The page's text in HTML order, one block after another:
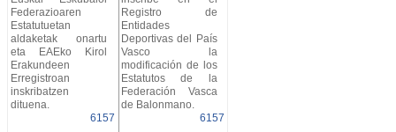
Federazioaren
Estatutuetan
aldaketak onartu
eta EAEko Kirol
Erakundeen
Erregistroan
inskribatzen
dituena.
6157
Registro de
Entidades
Deportivas del País
Vasco la
modificación de los
Estatutos de la
Federación Vasca
de Balonmano.
6157